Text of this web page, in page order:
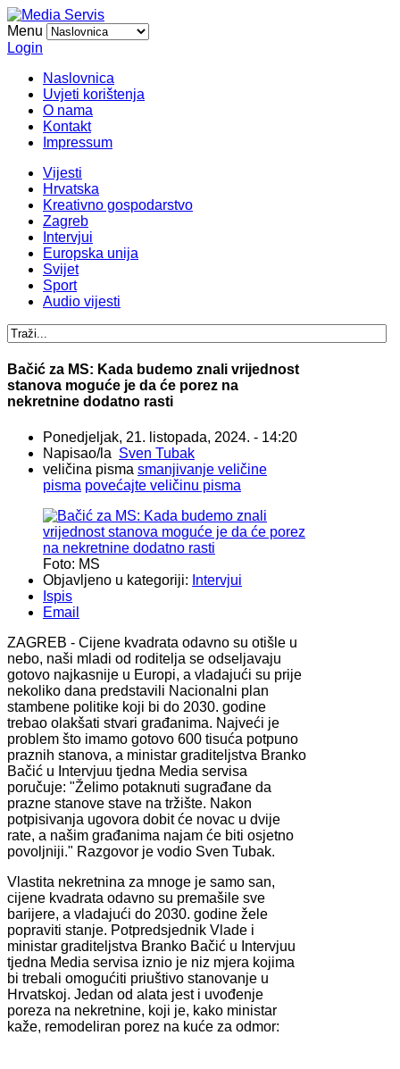
Menu
Login
Naslovnica
Uvjeti korištenja
O nama
Kontakt
Impressum
Vijesti
Hrvatska
Kreativno gospodarstvo
Zagreb
Intervjui
Europska unija
Svijet
Sport
Audio vijesti
Bačić za MS: Kada budemo znali vrijednost
stanova moguće je da će porez na
nekretnine dodatno rasti
Ponedjeljak, 21. listopada, 2024. - 14:20
Napisao/la Sven Tubak
veličina pisma smanjivanje veličine
pisma povećajte veličinu pisma
Foto: MS
Objavljeno u kategoriji: Intervjui
Ispis
Email
ZAGREB - Cijene kvadrata odavno su otišle u
nebo, naši mladi od roditelja se odseljavaju
gotovo najkasnije u Europi, a vladajući su prije
nekoliko dana predstavili Nacionalni plan
stambene politike koji bi do 2030. godine
trebao olakšati stvari građanima. Najveći je
problem što imamo gotovo 600 tisuća potpuno
praznih stanova, a ministar graditeljstva Branko
Bačić u Intervjuu tjedna Media servisa
poručuje: "Želimo potaknuti sugrađane da
prazne stanove stave na tržište. Nakon
potpisivanja ugovora dobit će novac u dvije
rate, a našim građanima najam će biti osjetno
povoljniji." Razgovor je vodio Sven Tubak.
Vlastita nekretnina za mnoge je samo san,
cijene kvadrata odavno su premašile sve
barijere, a vladajući do 2030. godine žele
popraviti stanje. Potpredsjednik Vlade i
ministar graditeljstva Branko Bačić u Intervjuu
tjedna Media servisa iznio je niz mjera kojima
bi trebali omogućiti priuštivo stanovanje u
Hrvatskoj. Jedan od alata jest i uvođenje
poreza na nekretnine, koji je, kako ministar
kaže, remodeliran porez na kuće za odmor: